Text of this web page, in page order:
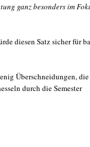
ganz besonders im
diesen Satz sicher für
Überschneidungen, die
durch die Semester